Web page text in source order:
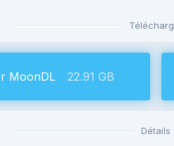
MoonDL 22.91 GB
Détails